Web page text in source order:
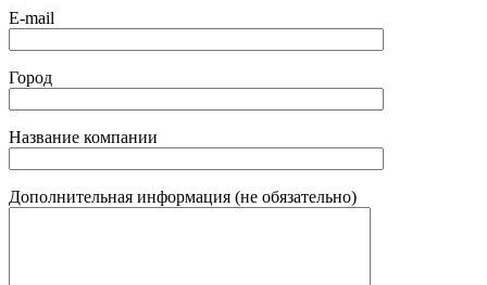
E-mail
Город
Название компании
Дополнительная информация (не обязательно)